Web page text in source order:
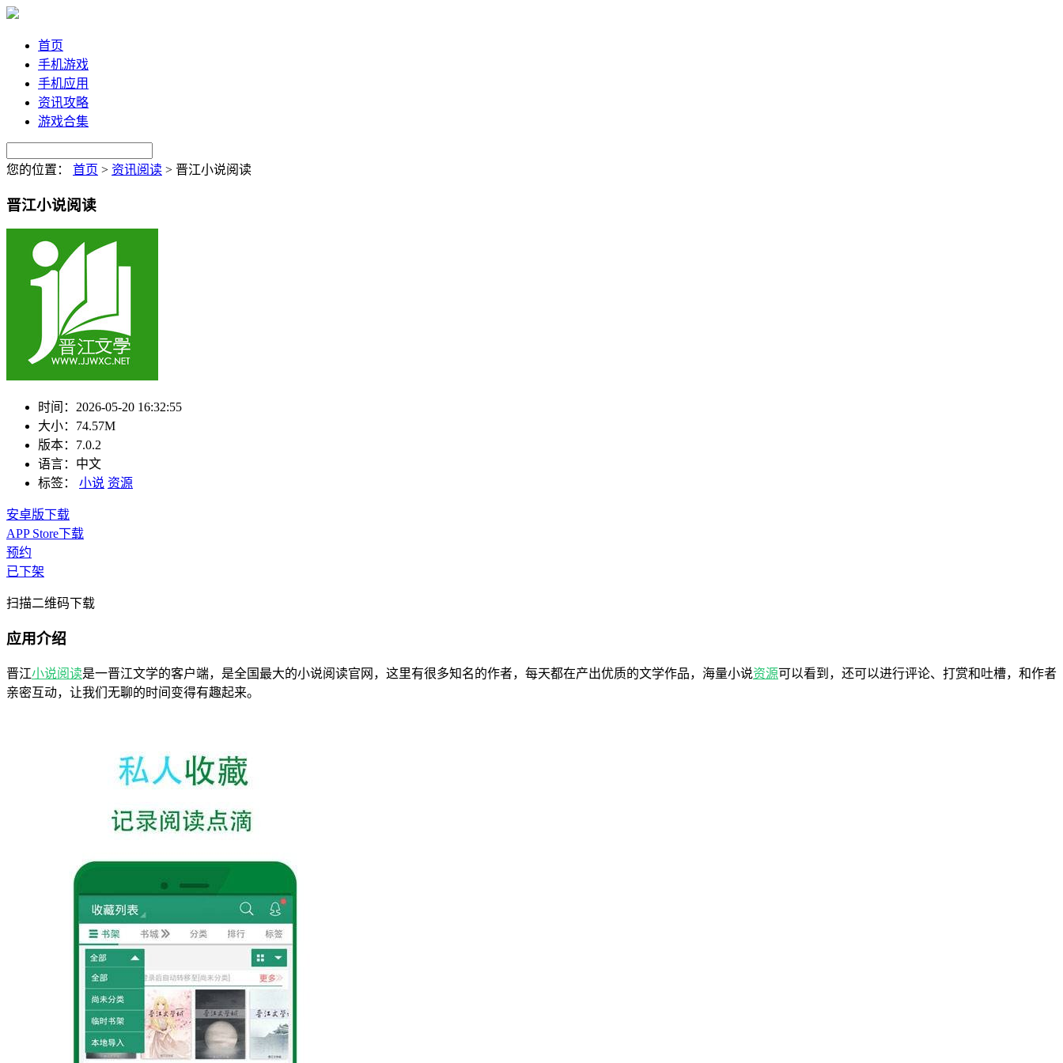
首页
手机游戏
手机应用
资讯攻略
游戏合集
您的位置： 首页 > 资讯阅读 > 晋江小说阅读
晋江小说阅读
时间： 2026-05-20 16:32:55
大小： 74.57M
版本： 7.0.2
语言： 中文
标签：
小说 资源
安卓版下载
APP Store下载
预约
已下架
扫描二维码下载
应用介绍
晋江小说阅读是一晋江文学的客户端，是全国最大的小说阅读官网，这里有很多知名的作者，每天都在产出优质的文学作品，海量小说资源可以看到，还可以进行评论、打赏和吐槽，和作者
亲密互动，让我们无聊的时间变得有趣起来。